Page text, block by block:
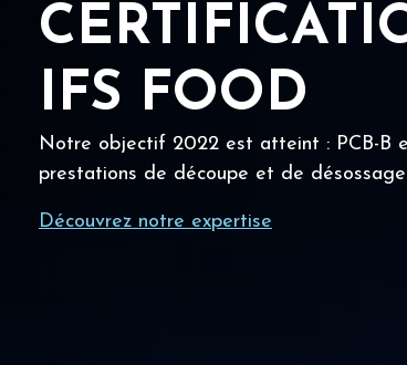
IFS FOOD
Notre objectif 2022 est atteint : PCB-B
prestations de découpe et de
Découvrez notre expertise